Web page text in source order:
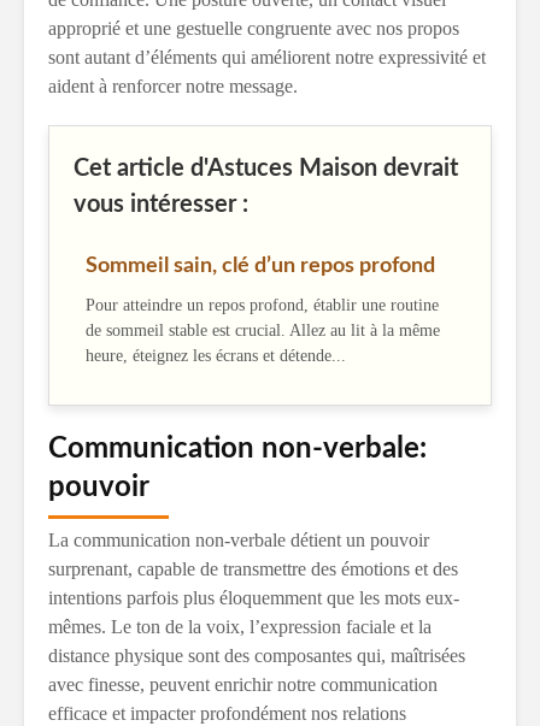
approprié et une gestuelle congruente avec nos propos
sont autant d’éléments qui améliorent notre expressivité et
aident à renforcer notre message.
Cet article d'Astuces Maison devrait
vous intéresser :
Sommeil sain, clé d’un repos profond
Pour atteindre un repos profond, établir une routine
de sommeil stable est crucial. Allez au lit à la même
heure, éteignez les écrans et détende...
Communication non-verbale:
pouvoir
La communication non-verbale détient un pouvoir
surprenant, capable de transmettre des émotions et des
intentions parfois plus éloquemment que les mots eux-
mêmes. Le ton de la voix, l’expression faciale et la
distance physique sont des composantes qui, maîtrisées
avec finesse, peuvent enrichir notre communication
efficace et impacter profondément nos relations